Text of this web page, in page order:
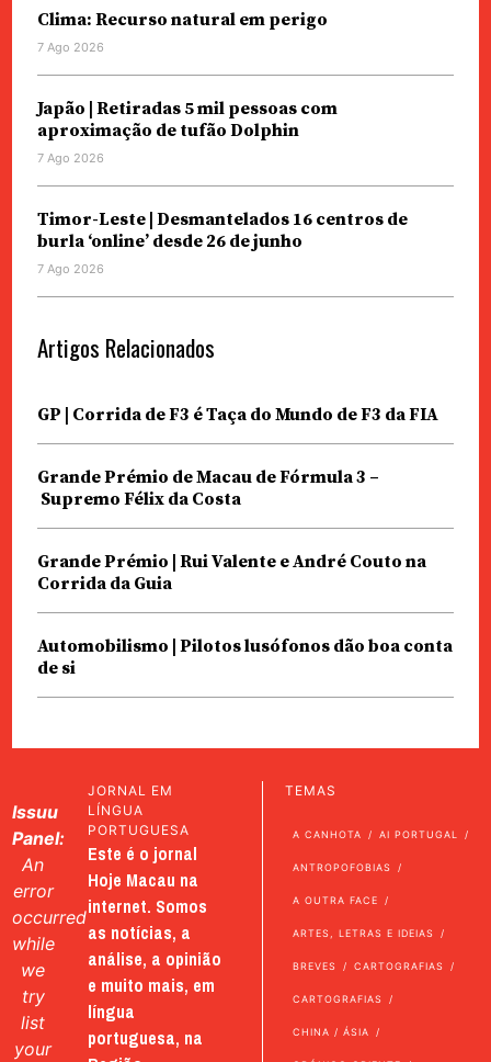
Clima: Recurso natural em perigo
7 Ago 2026
Japão | Retiradas 5 mil pessoas com
aproximação de tufão Dolphin
7 Ago 2026
Timor-Leste | Desmantelados 16 centros de
burla ‘online’ desde 26 de junho
7 Ago 2026
Artigos Relacionados
GP | Corrida de F3 é Taça do Mundo de F3 da FIA
Grande Prémio de Macau de Fórmula 3 –
Supremo Félix da Costa
Grande Prémio | Rui Valente e André Couto na
Corrida da Guia
Automobilismo | Pilotos lusófonos dão boa conta
de si
Issuu
Panel:
An
error
occurred
while
we
try
list
your
JORNAL EM
LÍNGUA
PORTUGUESA
Este é o jornal
Hoje Macau na
internet. Somos
as notícias, a
análise, a opinião
e muito mais, em
língua
portuguesa, na
TEMAS
A CANHOTA AI PORTUGAL
ANTROPOFOBIAS
A OUTRA FACE
ARTES, LETRAS E IDEIAS
BREVES CARTOGRAFIAS
CARTOGRAFIAS
CHINA / ÁSIA